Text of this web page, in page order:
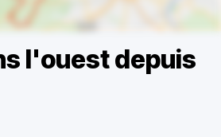
l'ouest depuis